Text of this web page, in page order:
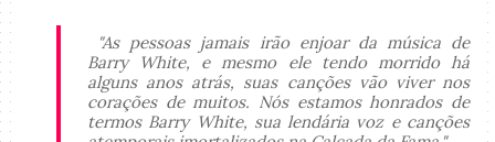
"As pessoas jamais irão enjoar da música de
Barry White, e mesmo ele tendo morrido há
alguns anos atrás, suas canções vão viver nos
corações de muitos. Nós estamos honrados de
termos Barry White, sua lendária voz e canções